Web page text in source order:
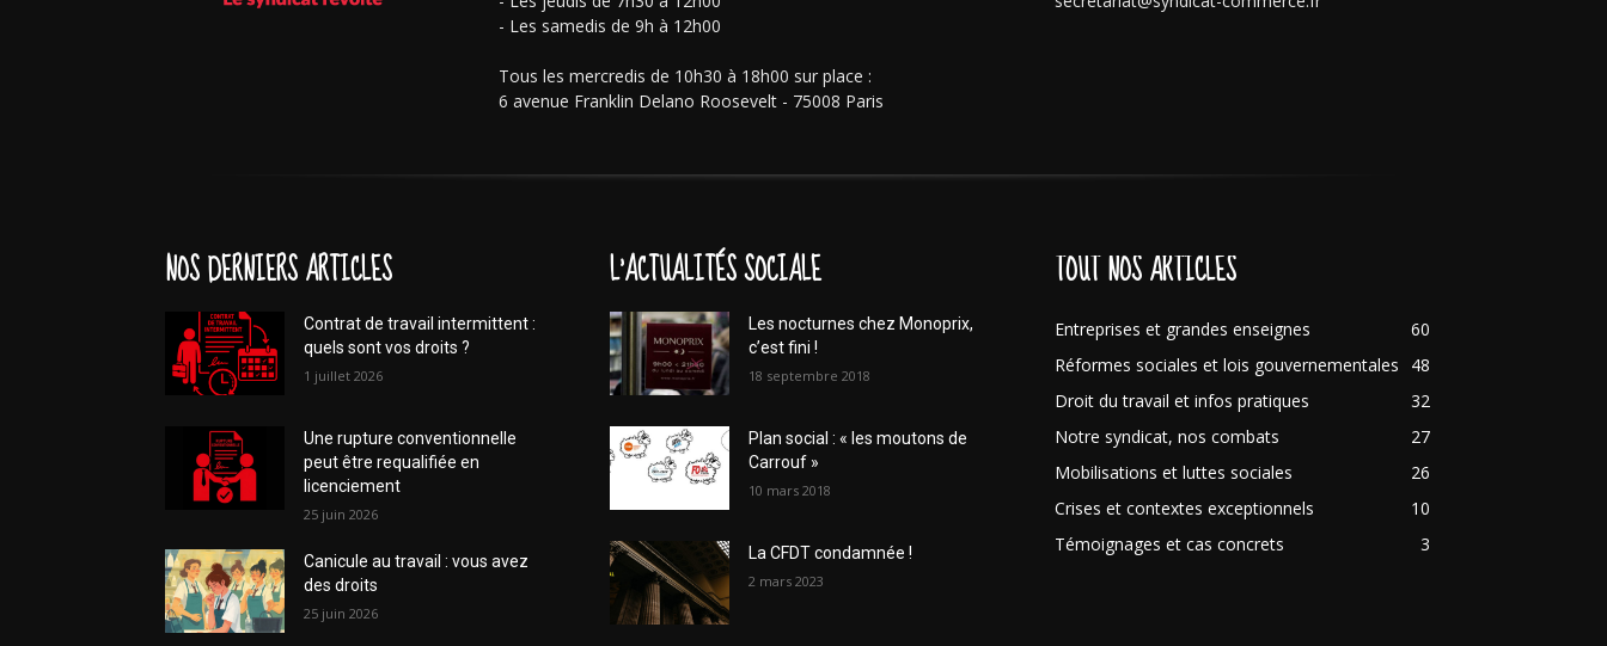
- Les samedis de 9h à 12h00
Tous les mercredis de 10h30 à 18h00 sur place :
6 avenue Franklin Delano Roosevelt - 75008 Paris
NOS DERNIERS ARTICLES
Contrat de travail intermittent :
quels sont vos droits ?
1 juillet 2026
Une rupture conventionnelle
peut être requalifiée en
licenciement
25 juin 2026
Canicule au travail : vous avez
des droits
25 juin 2026
L'ACTUALITÉS SOCIALE
Les nocturnes chez Monoprix,
c’est fini !
18 septembre 2018
Plan social : « les moutons de
Carrouf »
10 mars 2018
La CFDT condamnée !
2 mars 2023
TOUT NOS ARTICLES
Entreprises et grandes enseignes
60
Réformes sociales et lois gouvernementales
48
Droit du travail et infos pratiques
32
Notre syndicat, nos combats
27
Mobilisations et luttes sociales
26
Crises et contextes exceptionnels
10
Témoignages et cas concrets
3